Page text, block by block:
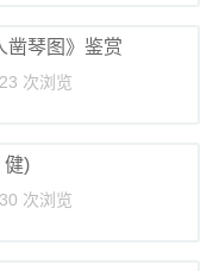
凿琴图》鉴赏
次浏览
健)
次浏览